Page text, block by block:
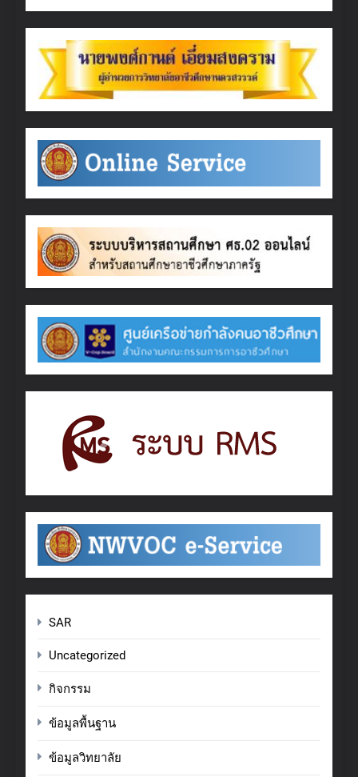
SAR
Uncategorized
กิจกรรม
ข้อมูลพื้นฐาน
ข้อมูลวิทยาลัย